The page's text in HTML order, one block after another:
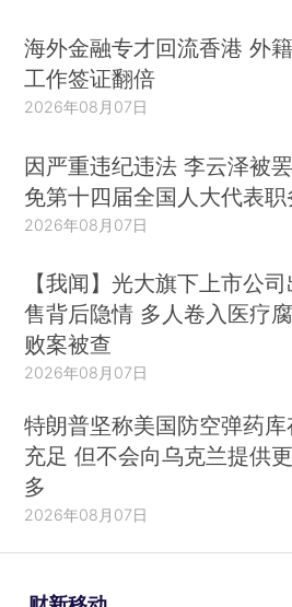
海外金融专才回流香港 外籍
工作签证翻倍
2026年08月07日
因严重违纪违法 李云泽被罢
免第十四届全国人大代表职
2026年08月07日
【我闻】光大旗下上市公司
售背后隐情 多人卷入医疗腐
败案被查
2026年08月07日
特朗普坚称美国防空弹药库
充足 但不会向乌克兰提供更
多
2026年08月07日